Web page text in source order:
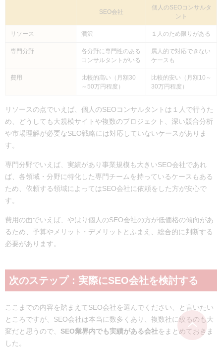
SEO会社
個人のSEOコンサルタ
ント
リソース 潤沢 １人のため限りがある
専門分野
各分野に専門性のある
コンサルタントがいる
属人的で対応できない
ケースも
費用
比較的高い（月額30
～50万円程度）
比較的安い（月額10～
30万円程度）
リソースの点でいえば、個人のSEOコンサルタントは１人で行うた
め、どうしても大規模サイトや複数のプロジェクト、深い競合分析
や市場理解が必要なSEO戦略には対応していないケースがありま
す。
専門分野でいえば、実績があり事業規模も大きいSEO会社であれ
ば、各領域・分野に特化した専門チームを持っているケースもある
ため、依頼する領域によってはSEO会社に依頼をした方が安心で
す。
費用の面でいえば、やはり個人のSEO会社の方が低価格の傾向があ
るため、予算やメリット・デメリットとふまえ、総合的に判断する
必要があります。
次のステップ：実際にSEO会社を検討する
ここまでの内容を踏まえてSEO会社を選んでください、と言いたい
ところですが、SEO会社は本当に数多くあり、複数社に絞るのも大
変だと思うので、 SEO業界内でも実績がある会社をまとめておきま
した。